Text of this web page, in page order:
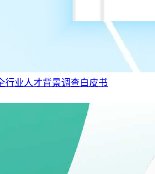
行业人才背景调查白皮书